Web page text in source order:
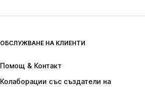
ОБСЛУЖВАНЕ НА КЛИЕНТИ
Помощ & Контакт
Колаборации със създатели на